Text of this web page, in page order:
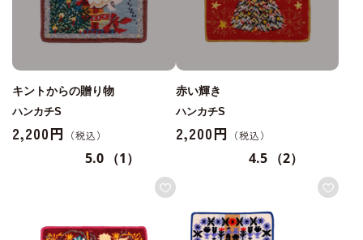
キントからの贈り物
ハンカチS
2,200円
5.0 （1）
赤い輝き
ハンカチS
2,200円
4.5 （2）